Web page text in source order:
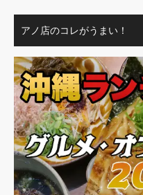
アノ店のコレがうまい！